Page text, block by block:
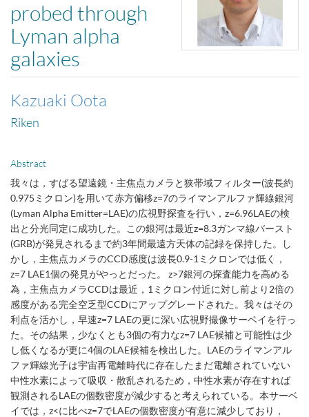
probed through
Lyman alpha
galaxies
Kazuaki Oota
Riken
Abstract
我々は，すばる望遠鏡・主焦点カメラと狭帯域フィルター(波長約
0.975ミクロン)を用いて赤方偏移z=7のライマンアルファ輝線銀河
(Lyman Alpha Emitter=LAE)の広視野探査を行い，z=6.96LAEの検
出と分光同定に成功した。この銀河は最近z=8.3ガンマ線バースト
(GRB)が発見されるまで約3年間最遠方天体の記録を保持した。し
かし，主焦点カメラのCCD感度は波長0.9-1ミクロンでは低く，
z=7 LAE1個の発見がやっとだった。 z>7銀河の探査能力を高める
為，主焦点カメラCCDは最近，1ミクロン付近に対し前より2倍の
感度がある完全空乏型CCDにアップグレードされた。我々はその
利点を活かし，早速z=7 LAEの更に深い広視野撮像サーベイを行っ
た。その結果，少なくとも3個の有力なz=7 LAE候補と可能性は少
し低くなるが更に4個のLAE候補を検出した。LAEのライマンアル
ファ輝線光子は宇宙再電離時代に存在したまだ電離されていない
中性水素によって吸収・散乱されるため，中性水素が存在すれば
観測されるLAEの個数密度が減少すると考えられている。本サーベ
イでは，z<に比べz=7でLAEの個数密度が有意に減少しており，